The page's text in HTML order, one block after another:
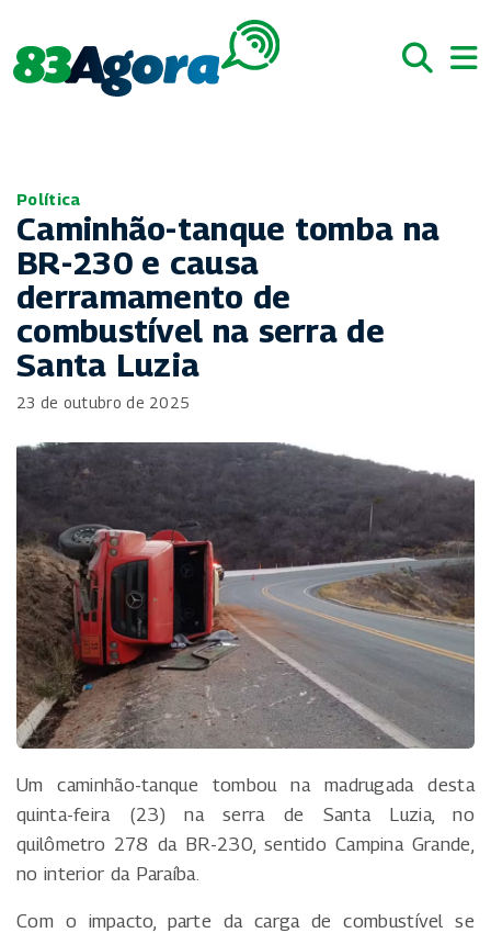
Política
Caminhão-tanque tomba na
BR-230 e causa
derramamento de
combustível na serra de
Santa Luzia
23 de outubro de 2025
Um caminhão-tanque tombou na madrugada desta
quinta-feira (23) na serra de Santa Luzia, no
quilômetro 278 da BR-230, sentido Campina Grande,
no interior da Paraíba.
Com o impacto, parte da carga de combustível se